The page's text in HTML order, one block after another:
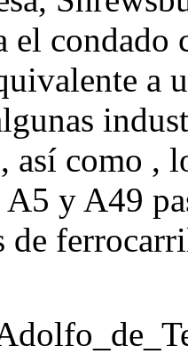
el condado
a
así como ,
A5 y A49
de